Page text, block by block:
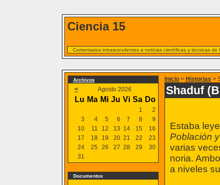
Ciencia 15
Comentarios intrascendentes a noticias científicas y técnicas de
Archivos
< Agosto 2026
Lu Ma Mi Ju Vi Sa Do
1
2
3
4 5 6 7 8
9
10
11 12 13 14 15
16
17
18 19 20 21 22
23
24
25 26 27 28 29
30
31
Documentos
Inicio> Historias >
Shaduf
Estaba
Población
varias
noria.
a niveles